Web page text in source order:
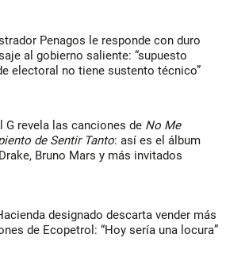
Penagos le responde con duro
al gobierno saliente: “supuesto
electoral no tiene sustento técnico”
G revela las canciones de No Me
de Sentir Tanto: así es el álbum
Bruno Mars y más invitados
designado descarta vender más
de Ecopetrol: “Hoy sería una locura”